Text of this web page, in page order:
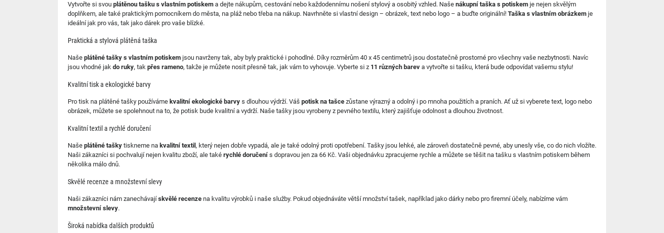
Vytvořte si svou plátěnou tašku s vlastním potiskem a dejte nákupům, cestování nebo každodennímu nošení stylový a osobitý vzhled. Naše nákupní taška s potiskem je nejen skvělým
doplňkem, ale také praktickým pomocníkem do města, na pláž nebo třeba na nákup. Navrhněte si vlastní design – obrázek, text nebo logo – a buďte originální! Taška s vlastním obrázkem je
ideální jak pro vás, tak jako dárek pro vaše blízké.
Praktická a stylová plátěná taška
Naše plátěné tašky s vlastním potiskem jsou navrženy tak, aby byly praktické i pohodlné. Díky rozměrům 40 x 45 centimetrů jsou dostatečně prostorné pro všechny vaše nezbytnosti. Navíc
jsou vhodné jak do ruky, tak přes rameno, takže je můžete nosit přesně tak, jak vám to vyhovuje. Vyberte si z 11 různých barev a vytvořte si tašku, která bude odpovídat vašemu stylu!
Kvalitní tisk a ekologické barvy
Pro tisk na plátěné tašky používáme kvalitní ekologické barvy s dlouhou výdrží. Váš potisk na tašce zůstane výrazný a odolný i po mnoha použitích a praních. Ať už si vyberete text, logo nebo
obrázek, můžete se spolehnout na to, že potisk bude kvalitní a vydrží. Naše tašky jsou vyrobeny z pevného textilu, který zajišťuje odolnost a dlouhou životnost.
Kvalitní textil a rychlé doručení
Naše plátěné tašky tiskneme na kvalitní textil , který nejen dobře vypadá, ale je také odolný proti opotřebení. Tašky jsou lehké, ale zároveň dostatečně pevné, aby unesly vše, co do nich vložíte.
Naši zákazníci si pochvalují nejen kvalitu zboží, ale také rychlé doručení s dopravou jen za 66 Kč. Vaši objednávku zpracujeme rychle a můžete se těšit na tašku s vlastním potiskem během
několika málo dnů.
Skvělé recenze a množstevní slevy
Naši zákazníci nám zanechávajískvělé recenze na kvalitu výrobků i naše služby. Pokud objednáváte větší množství tašek, například jako dárky nebo pro firemní účely, nabízíme vám
množstevní slevy.
Široká nabídka dalších produktů